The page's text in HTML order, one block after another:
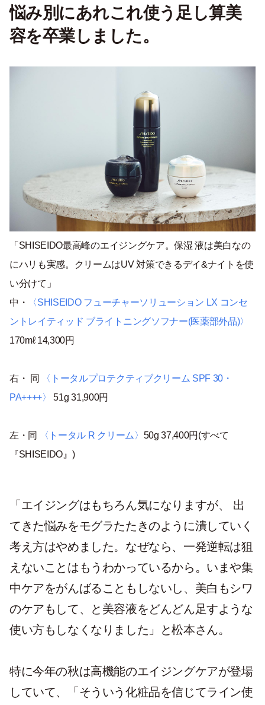
悩み別にあれこれ使う足し算美
容を卒業しました。
「SHISEIDO最高峰のエイジングケア。保湿 液は美白なの
にハリも実感。クリームはUV 対策できるデイ&ナイトを使
い分けて」
中・
〈SHISEIDO フューチャーソリューション LX コンセ
ントレイティッド ブライトニングソフナー(医薬部外品)〉
170mℓ 14,300円
右・ 同
〈トータルプロテクティブクリーム SPF 30・
PA++++〉
51g 31,900円
左・同 〈トータル R クリーム〉 50g 37,400円(すべて
『SHISEIDO』)
「 エイジングはもちろん気になりますが、 出
てきた悩みをモグラたたきのように潰していく
考え方はやめました。なぜなら、一発逆転は狙
えないことはもうわかっているから。いまや集
中ケアをがんばることもしないし、美白もシワ
のケアもして、と美容液をどんどん足すような
使い方もしなくなりました」と松本さん。
特に今年の秋は高機能のエイジングケアが登場
していて、「そういう化粧品を信じてライン使